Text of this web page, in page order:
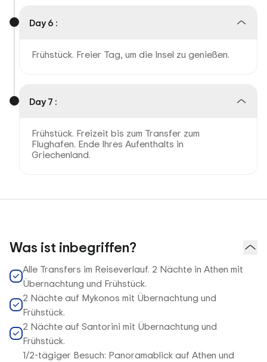
Day 6 :
Frühstück. Freier Tag, um die Insel zu genießen.
Day 7 :
Frühstück. Freizeit bis zum Transfer zum
Flughafen. Ende Ihres Aufenthalts in
Griechenland.
Was ist inbegriffen?
Alle Transfers im Reiseverlauf. 2 Nächte in Athen mit
Übernachtung und Frühstück.
2 Nächte auf Mykonos mit Übernachtung und
Frühstück.
2 Nächte auf Santorini mit Übernachtung und
Frühstück.
1/2-tägiger Besuch: Panoramablick auf Athen und